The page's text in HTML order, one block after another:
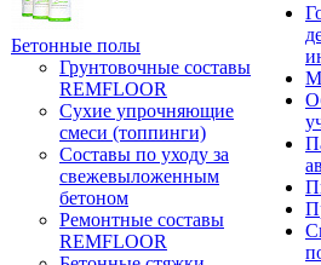
Бетонные полы
Грунтовочные составы
REMFLOOR
Сухие упрочняющие
смеси (топпинги)
Составы по уходу за
свежевыложенным
бетоном
Ремонтные составы
REMFLOOR